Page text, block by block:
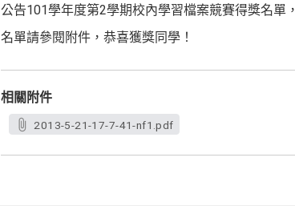
公告101學年度第2學期校內學習檔案競賽得獎名單，
名單請參閱附件，恭喜獲獎同學！
相關附件
2013-5-21-17-7-41-nf1.pdf